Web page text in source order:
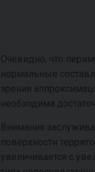
Очевидно, что
нормальные
зрения
необходима
Внимания
поверхности
увеличивается с